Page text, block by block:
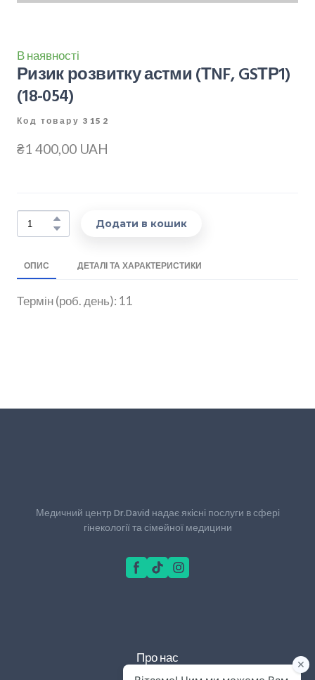
В наявності
Ризик розвитку астми (ТNF, GSТР1)
(18-054)
Код товару 3152
₴1 400,00 UAH
Додати в кошик
ОПИС ДЕТАЛІ ТА ХАРАКТЕРИСТИКИ
Термін (роб. день): 11
Медичний центр Dr.David надає якісні послуги в сфері
гінекології та сімейної медицини
Про нас